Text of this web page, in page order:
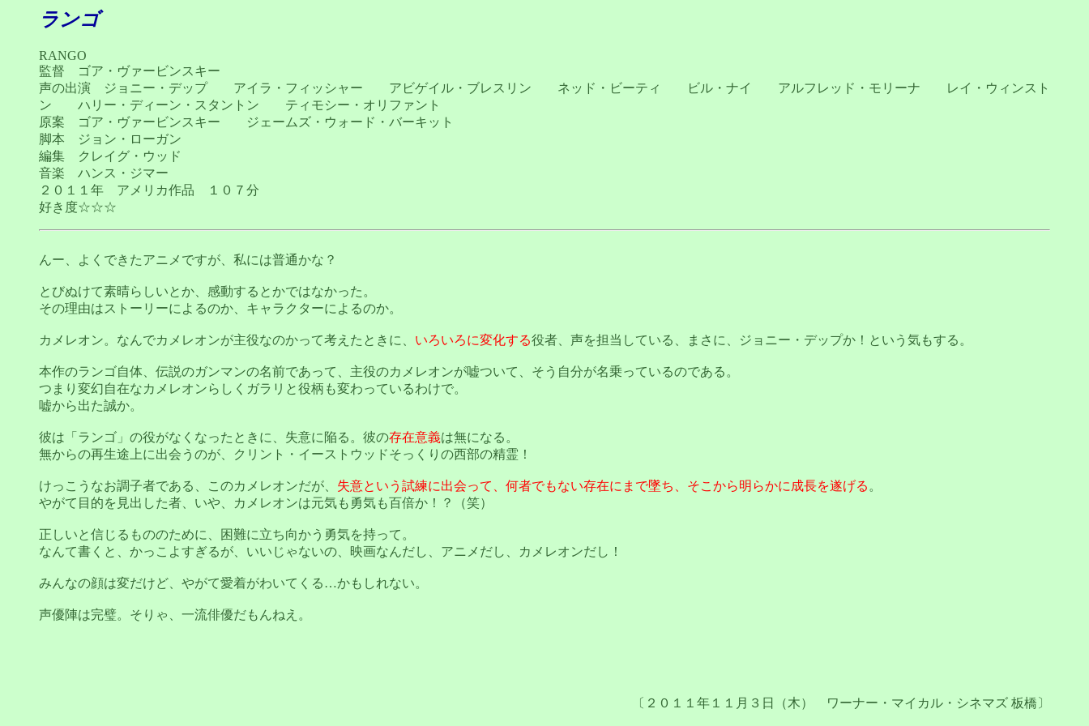
ランゴ
RANGO
監督 ゴア・ヴァービンスキー
声の出演 ジョニー・デップ アイラ・フィッシャー アビゲイル・ブレスリン ネッド・ビーティ ビル・ナイ アルフレッド・モリーナ レイ・ウィンスト
ン ハリー・ディーン・スタントン ティモシー・オリファント
原案 ゴア・ヴァービンスキー ジェームズ・ウォード・バーキット
脚本 ジョン・ローガン
編集 クレイグ・ウッド
音楽 ハンス・ジマー
２０１１年 アメリカ作品 １０７分
好き度☆☆☆
んー、よくできたアニメですが、私には普通かな？
とびぬけて素晴らしいとか、感動するとかではなかった。
その理由はストーリーによるのか、キャラクターによるのか。
カメレオン。なんでカメレオンが主役なのかって考えたときに、 いろいろに変化する役者、声を担当している、まさに、ジョニー・デップか！という気もする。
本作のランゴ自体、伝説のガンマンの名前であって、主役のカメレオンが嘘ついて、そう自分が名乗っているのである。
つまり変幻自在なカメレオンらしくガラリと役柄も変わっているわけで。
嘘から出た誠か。
彼は「ランゴ」の役がなくなったときに、失意に陥る。彼の存在意義は無になる。
無からの再生途上に出会うのが、クリント・イーストウッドそっくりの西部の精霊！
けっこうなお調子者である、このカメレオンだが、 失意という試練に出会って、何者でもない存在にまで墜ち、そこから明らかに成長を遂げる 。
やがて目的を見出した者、いや、カメレオンは元気も勇気も百倍か！？（笑）
正しいと信じるもののために、困難に立ち向かう勇気を持って。
なんて書くと、かっこよすぎるが、いいじゃないの、映画なんだし、アニメだし、カメレオンだし！
みんなの顔は変だけど、やがて愛着がわいてくる…かもしれない。
声優陣は完璧。そりゃ、一流俳優だもんねえ。
〔２０１１年１１月３日（木） ワーナー・マイカル・シネマズ 板橋〕